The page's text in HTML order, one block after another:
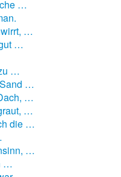
…
…
…
…
…
…
…
die …
…
…